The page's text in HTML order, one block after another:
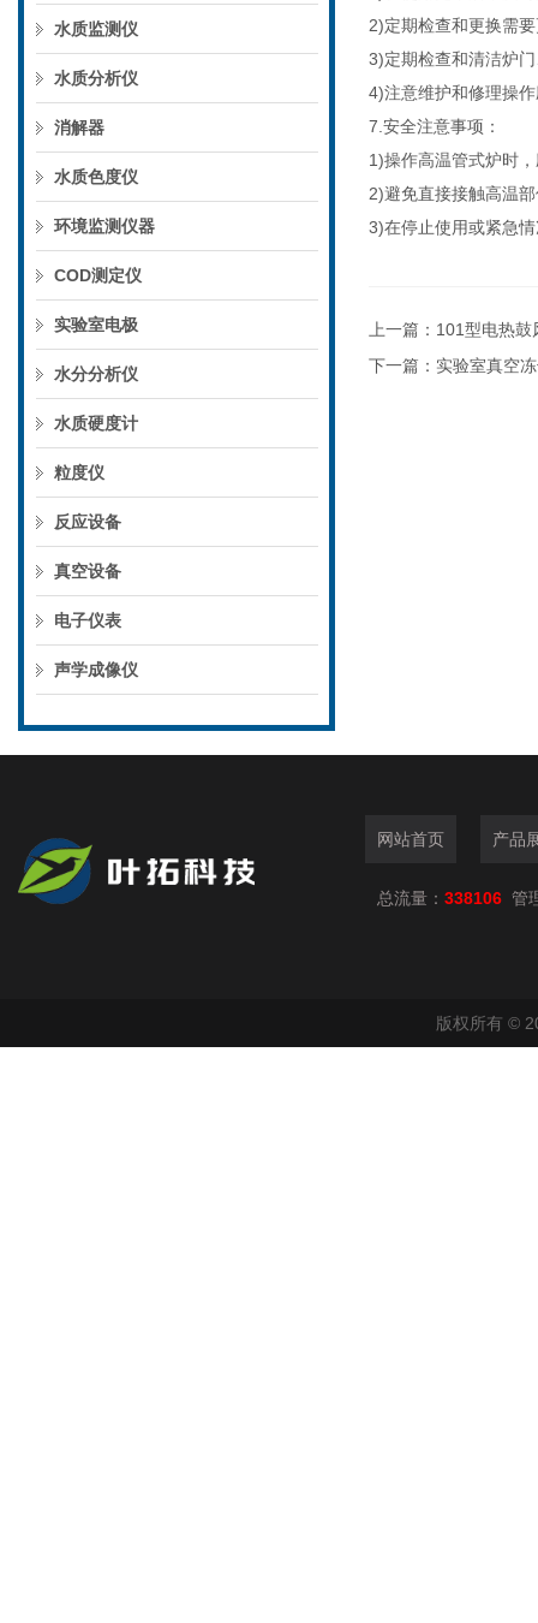
水质监测仪
水质分析仪
消解器
水质色度仪
环境监测仪器
COD测定仪
实验室电极
水分分析仪
水质硬度计
粒度仪
反应设备
真空设备
电子仪表
声学成像仪
2)定期检查和更换需
3)定期检查和清洁炉
4)注意维护和修理操
7.安全注意事项：
1)操作高温管式炉时
2)避免直接接触高温
3)在停止使用或紧急
上一篇： 101型电热鼓
下一篇： 实验室真空
网站首页 产品
总流量： 338106 管
版权所有 ©